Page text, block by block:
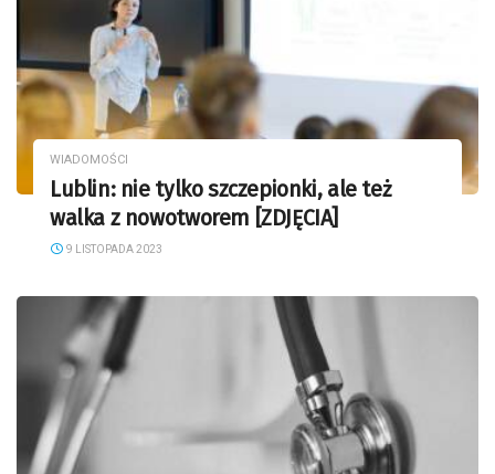
WIADOMOŚCI
Lublin: nie tylko szczepionki, ale też
walka z nowotworem [ZDJĘCIA]
9 LISTOPADA 2023